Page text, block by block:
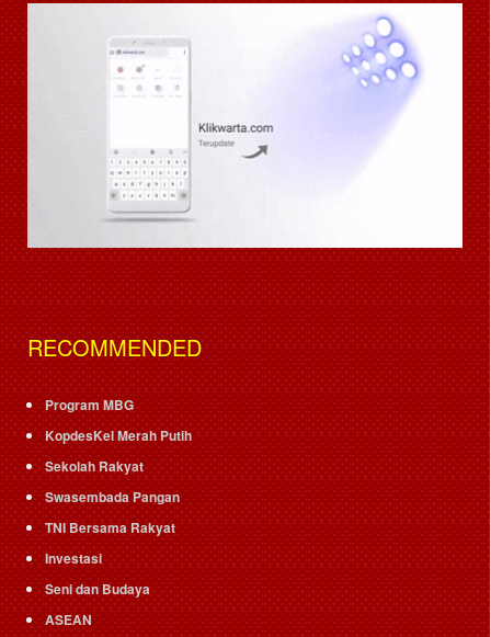
RECOMMENDED
Program MBG
KopdesKel Merah Putih
Sekolah Rakyat
Swasembada Pangan
TNI Bersama Rakyat
Investasi
Seni dan Budaya
ASEAN